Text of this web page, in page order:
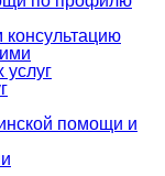
услуг
помощи и